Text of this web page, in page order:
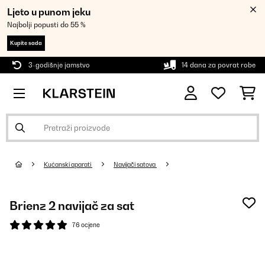
Ljeto u punom jeku
Najbolji popusti do 55 %
Kupite sada
3-godišnje jamstvo 14 dana za povrat robe
Kućanski aparati Navijači satova
Brienz 2 navijač za sat
76 ocjene